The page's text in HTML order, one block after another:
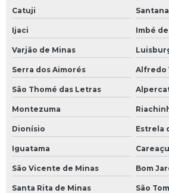
Catuji
Ijaci Imbé
Varjão de Minas
Serra dos Aimorés Alfredo
São Thomé das Letras
Montezuma
Dionísio Estrela
Iguatama Careaçu
São Vicente de Minas Bom
Santa Rita de Minas São